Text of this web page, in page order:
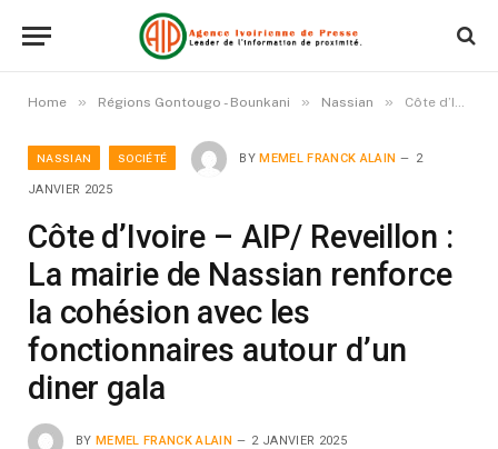
Home » Régions Gontougo - Bounkani » Nassian » Côte d’Ivoire – AIP/ Reveillon : La mairie de Nassian renforce la cohésion avec les fonctionnaires autour d’un diner gala
NASSIAN SOCIÉTÉ BY MEMEL FRANCK ALAIN 2
JANVIER 2025
Côte d’Ivoire – AIP/ Reveillon :
La mairie de Nassian renforce
la cohésion avec les
fonctionnaires autour d’un
diner gala
BY MEMEL FRANCK ALAIN 2 JANVIER 2025